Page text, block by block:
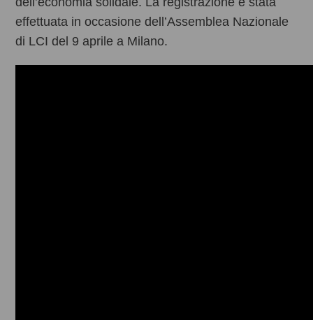
effettuata in occasione dell’Assemblea Nazionale
di LCI del 9 aprile a Milano.